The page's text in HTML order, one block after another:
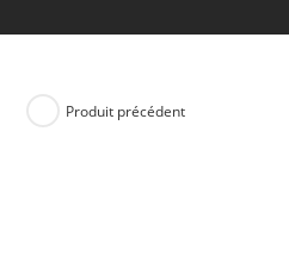
Produit précédent